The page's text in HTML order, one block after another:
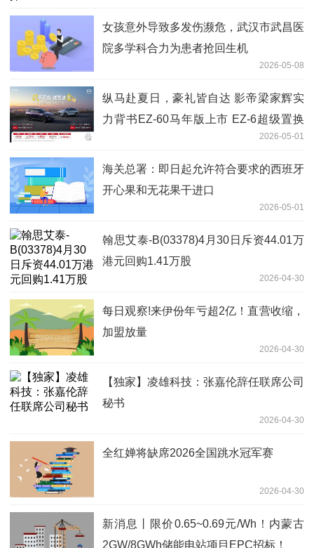
女孩意外导致多发伤濒危，武汉市武昌医
院多学科合力为患者抢回生机
2026-05-08
纵马赴夏日，豪礼皆自达 影帝梁家辉实
力背书EZ-60马年版上市 EZ-6超级置换
2026-05-01
海关总署：即日起允许符合要求的西班牙
开心果和无花果干进口
2026-05-01
翰思艾泰-B(03378)4月30日斥资44.01万
港元回购1.41万股
2026-04-30
每日观察!来伊份年亏超2亿！直营收缩，
加盟放量
2026-04-30
【独家】凌雄科技：张嘉伦辞任联席公司
秘书
2026-04-30
全红婵将缺席2026全国跳水冠军赛
2026-04-30
新消息丨限价0.65~0.69元/Wh！内蒙古
2GW/8GWh储能电站项目EPC招标！